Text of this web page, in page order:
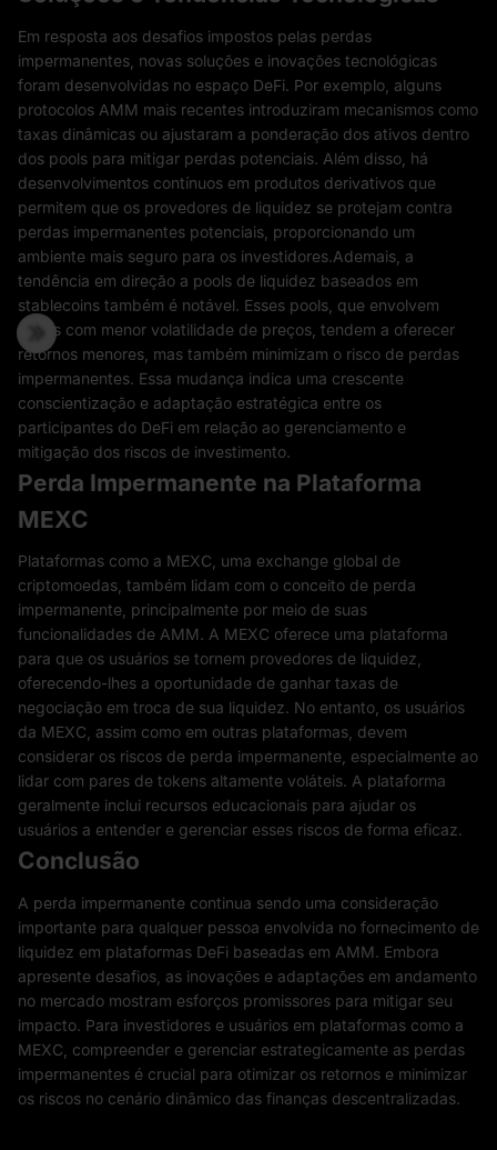
Em resposta aos desafios impostos pelas perdas
impermanentes, novas soluções e inovações tecnológicas
foram desenvolvidas no espaço DeFi. Por exemplo, alguns
protocolos AMM mais recentes introduziram mecanismos como
taxas dinâmicas ou ajustaram a ponderação dos ativos dentro
dos pools para mitigar perdas potenciais. Além disso, há
desenvolvimentos contínuos em produtos derivativos que
permitem que os provedores de liquidez se protejam contra
perdas impermanentes potenciais, proporcionando um
ambiente mais seguro para os investidores.Ademais, a
tendência em direção a pools de liquidez baseados em
stablecoins também é notável. Esses pools, que envolvem
ativos com menor volatilidade de preços, tendem a oferecer
retornos menores, mas também minimizam o risco de perdas
impermanentes. Essa mudança indica uma crescente
conscientização e adaptação estratégica entre os
participantes do DeFi em relação ao gerenciamento e
mitigação dos riscos de investimento.
Perda Impermanente na Plataforma
MEXC
Plataformas como a MEXC, uma exchange global de
criptomoedas, também lidam com o conceito de perda
impermanente, principalmente por meio de suas
funcionalidades de AMM. A MEXC oferece uma plataforma
para que os usuários se tornem provedores de liquidez,
oferecendo-lhes a oportunidade de ganhar taxas de
negociação em troca de sua liquidez. No entanto, os usuários
da MEXC, assim como em outras plataformas, devem
considerar os riscos de perda impermanente, especialmente ao
lidar com pares de tokens altamente voláteis. A plataforma
geralmente inclui recursos educacionais para ajudar os
usuários a entender e gerenciar esses riscos de forma eficaz.
Conclusão
A perda impermanente continua sendo uma consideração
importante para qualquer pessoa envolvida no fornecimento de
liquidez em plataformas DeFi baseadas em AMM. Embora
apresente desafios, as inovações e adaptações em andamento
no mercado mostram esforços promissores para mitigar seu
impacto. Para investidores e usuários em plataformas como a
MEXC, compreender e gerenciar estrategicamente as perdas
impermanentes é crucial para otimizar os retornos e minimizar
os riscos no cenário dinâmico das finanças descentralizadas.